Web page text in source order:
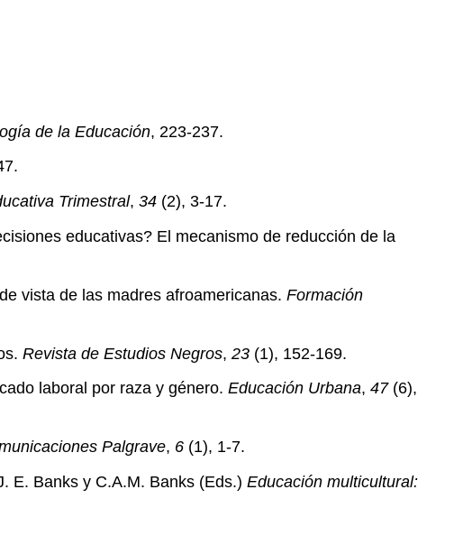
de la Educación, 223-237.
Trimestral, 34 (2), 3-17.
educativas? El mecanismo de reducción de la
vista de las madres afroamericanas. Formación
Revista de Estudios Negros, 23 (1), 152-169.
laboral por raza y género. Educación Urbana, 47(6),
Palgrave, 6 (1), 1-7.
E. Banks y C.A.M. Banks (Eds.) Educación multicultural: